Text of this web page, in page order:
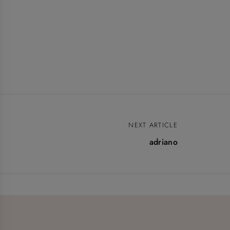
NEXT ARTICLE
adriano